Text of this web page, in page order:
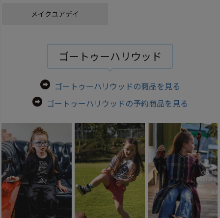
メイクユアデイ
ゴートゥーハリウッド
ゴートゥーハリウッドの商品を見る
ゴートゥーハリウッドの予約商品を見る